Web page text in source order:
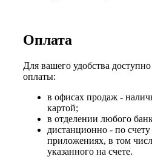
Оплата
Для вашего удобства
оплаты:
в офисах продаж -
картой;
в отделении любого
дистанционно - по
приложениях, в том
указанного на счете.